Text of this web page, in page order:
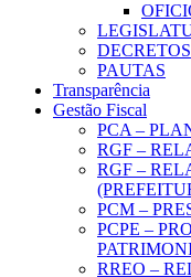
DECRETOS
PAUTAS
Transparência
Gestão Fiscal
PCA –
RGF –
RGF –
PCM –
PCPE –
RREO –